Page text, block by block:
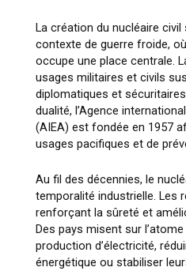
La création du nucléaire civil
contexte de guerre froide,
occupe une place centrale.
usages militaires et civils
diplomatiques et
dualité, l’Agence
(AIEA) est fondée en 1957
usages pacifiques et de
Au fil des décennies, le
temporalité industrielle. Les
renforçant la sûreté et
Des pays misent sur
production d’électricité,
énergétique ou stabiliser